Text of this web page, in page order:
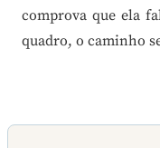
comprova que ela
quadro, o caminho